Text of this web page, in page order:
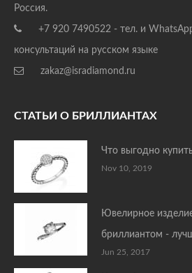
Россия.
+7 920 7490522 - тел. и
консультаций на русском языке
zakaz@isradiamond.ru
СТАТЬИ О БРИЛЛИАНТАХ
Что выгодно
Nov 10, 2019
Ювелирное
бриллиантом -
Jun 25, 2017